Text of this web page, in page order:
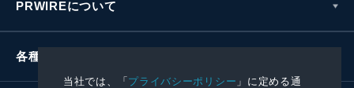
当社では、「プライバシーポリシー 」に定める通
PRWIREについて
各種お問い合わせ